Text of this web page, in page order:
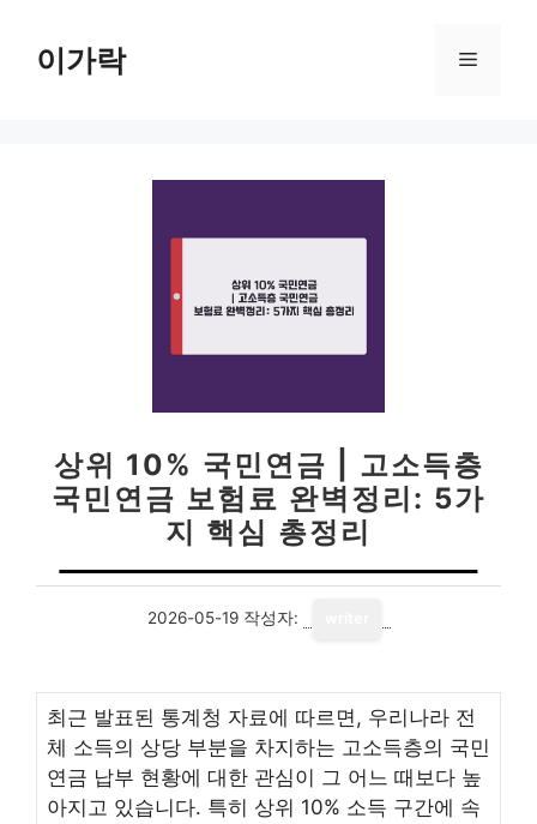
이가락 메
상위 10% 국민연금 | 고소득층
국민연금 보험료 완벽정리: 5가
지 핵심 총정리
2026-05-19 작성자:
최근 발표된 통계청 자료에 따르면, 우리나라 전
체 소득의 상당 부분을 차지하는 고소득층의 국민
연금 납부 현황에 대한 관심이 그 어느 때보다 높
아지고 있습니다. 특히 상위 10% 소득 구간에 속